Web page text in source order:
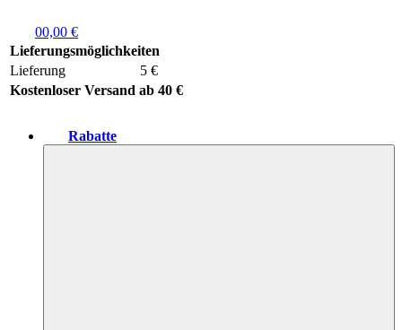
00,00 €
Lieferungsmöglichkeiten
Lieferung
5 €
Kostenloser Versand ab 40 €
Rabatte